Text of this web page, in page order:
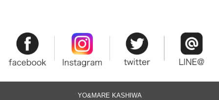
YO&MARE KASHIWA